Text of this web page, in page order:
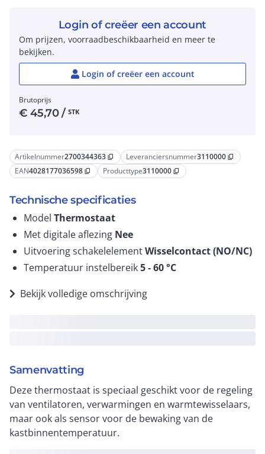
Artikelnummer2700344363 content_copy Leveranciersnummer3110000 content_copy
EAN4028177036598 content_copy Producttype3110000 content_copy
Technische specificaties
Model Thermostaat
Met digitale aflezing Nee
Uitvoering schakelelementWisselcontact (NO/NC)
Temperatuur instelbereik5 - 60°C
Bekijk volledige omschrijving
Samenvatting
Deze thermostaat is speciaal geschikt voor de regeling
van ventilatoren, verwarmingen en warmtewisselaars,
maar ook als sensor voor de bewaking van de
kastbinnentemperatuur.
Login of creëer een account
Om prijzen, voorraadbeschikbaarheid en meer te
bekijken.
Login of creëer een account
Brutoprijs
€45,70/ STK